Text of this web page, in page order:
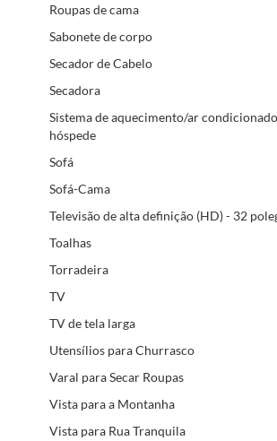
Roupas de cama
Sabonete de corpo
Secador de Cabelo
Secadora
Sistema de aquecimento/ar
hóspede
Sofá
Sofá-Cama
Televisão de alta definição (HD) - 32
Toalhas
Torradeira
TV
TV de tela larga
Utensílios para Churrasco
Varal para Secar Roupas
Vista para a Montanha
Vista para Rua Tranquila